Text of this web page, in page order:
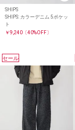
SHIPS
SHIPS: カラーデニム 5ポケッ
ト
￥9,240〔40%OFF〕
セール